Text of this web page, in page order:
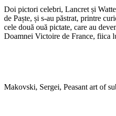
Doi pictori celebri, Lancret și
de Paște, și s-au păstrat, printre
cele două ouă pictate, care au
Doamnei Victoire de France, fiica
Makovski, Sergei, Peasant art of